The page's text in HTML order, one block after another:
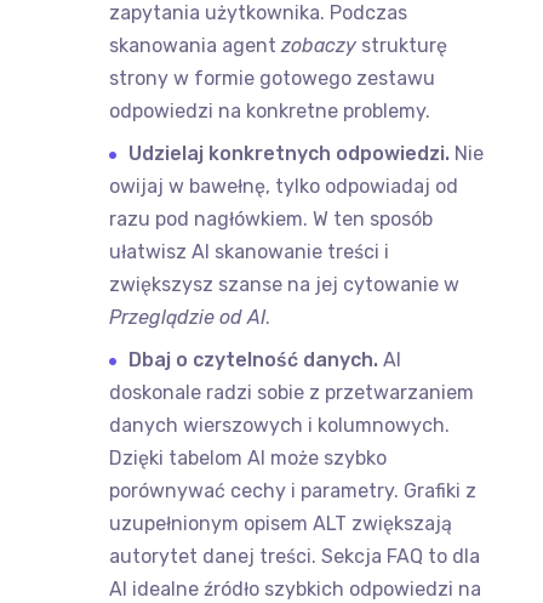
zapytania użytkownika. Podczas
skanowania agentzobaczy strukturę
strony w formie gotowego zestawu
odpowiedzi na konkretne problemy.
Udzielaj konkretnych odpowiedzi.Nie
owijaj w bawełnę, tylko odpowiadaj od
razu pod nagłówkiem. W ten sposób
ułatwisz AI skanowanie treści i
zwiększysz szanse na jej cytowanie w
Przeglądzie od AI.
Dbaj o czytelność danych.AI
doskonale radzi sobie z przetwarzaniem
danych wierszowych i kolumnowych.
Dzięki tabelom AI może szybko
porównywać cechy i parametry. Grafiki z
uzupełnionym opisem ALT zwiększają
autorytet danej treści. Sekcja FAQ to dla
AI idealne źródło szybkich odpowiedzi na